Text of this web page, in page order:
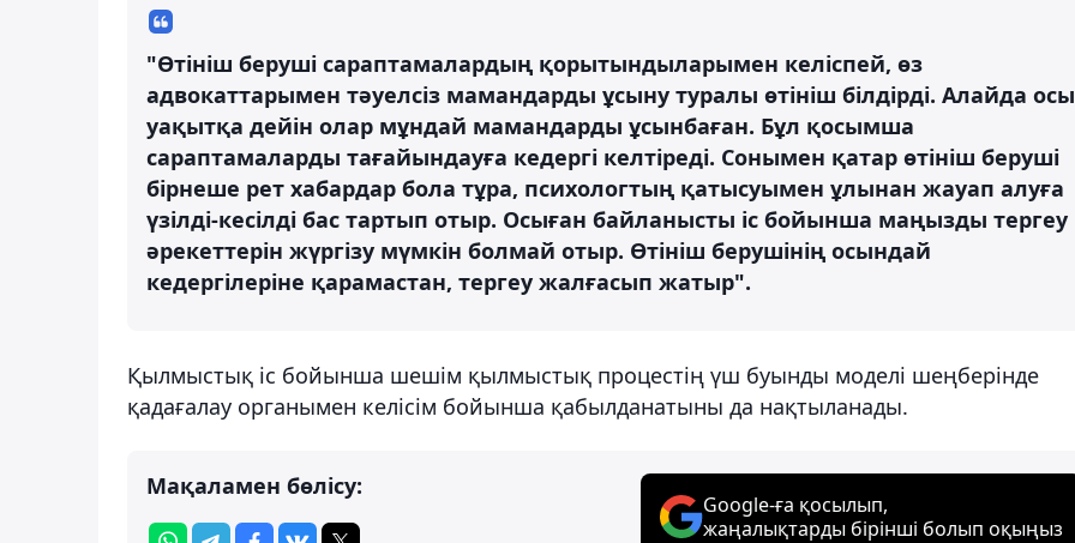
"Өтініш беруші сараптамалардың қорытындыларымен келіспей, өз
адвокаттарымен тәуелсіз мамандарды ұсыну туралы өтініш білдірді. Алайда осы
уақытқа дейін олар мұндай мамандарды ұсынбаған. Бұл қосымша
сараптамаларды тағайындауға кедергі келтіреді. Сонымен қатар өтініш беруші
бірнеше рет хабардар бола тұра, психологтың қатысуымен ұлынан жауап алуға
үзілді-кесілді бас тартып отыр. Осыған байланысты іс бойынша маңызды тергеу
әрекеттерін жүргізу мүмкін болмай отыр. Өтініш берушінің осындай
кедергілеріне қарамастан, тергеу жалғасып жатыр".
Қылмыстық іс бойынша шешім қылмыстық процестің үш буынды моделі шеңберінде
қадағалау органымен келісім бойынша қабылданатыны да нақтыланады.
Мақаламен бөлісу:
Google-ға қосылып,
жаңалықтарды бірінші болып оқыңыз